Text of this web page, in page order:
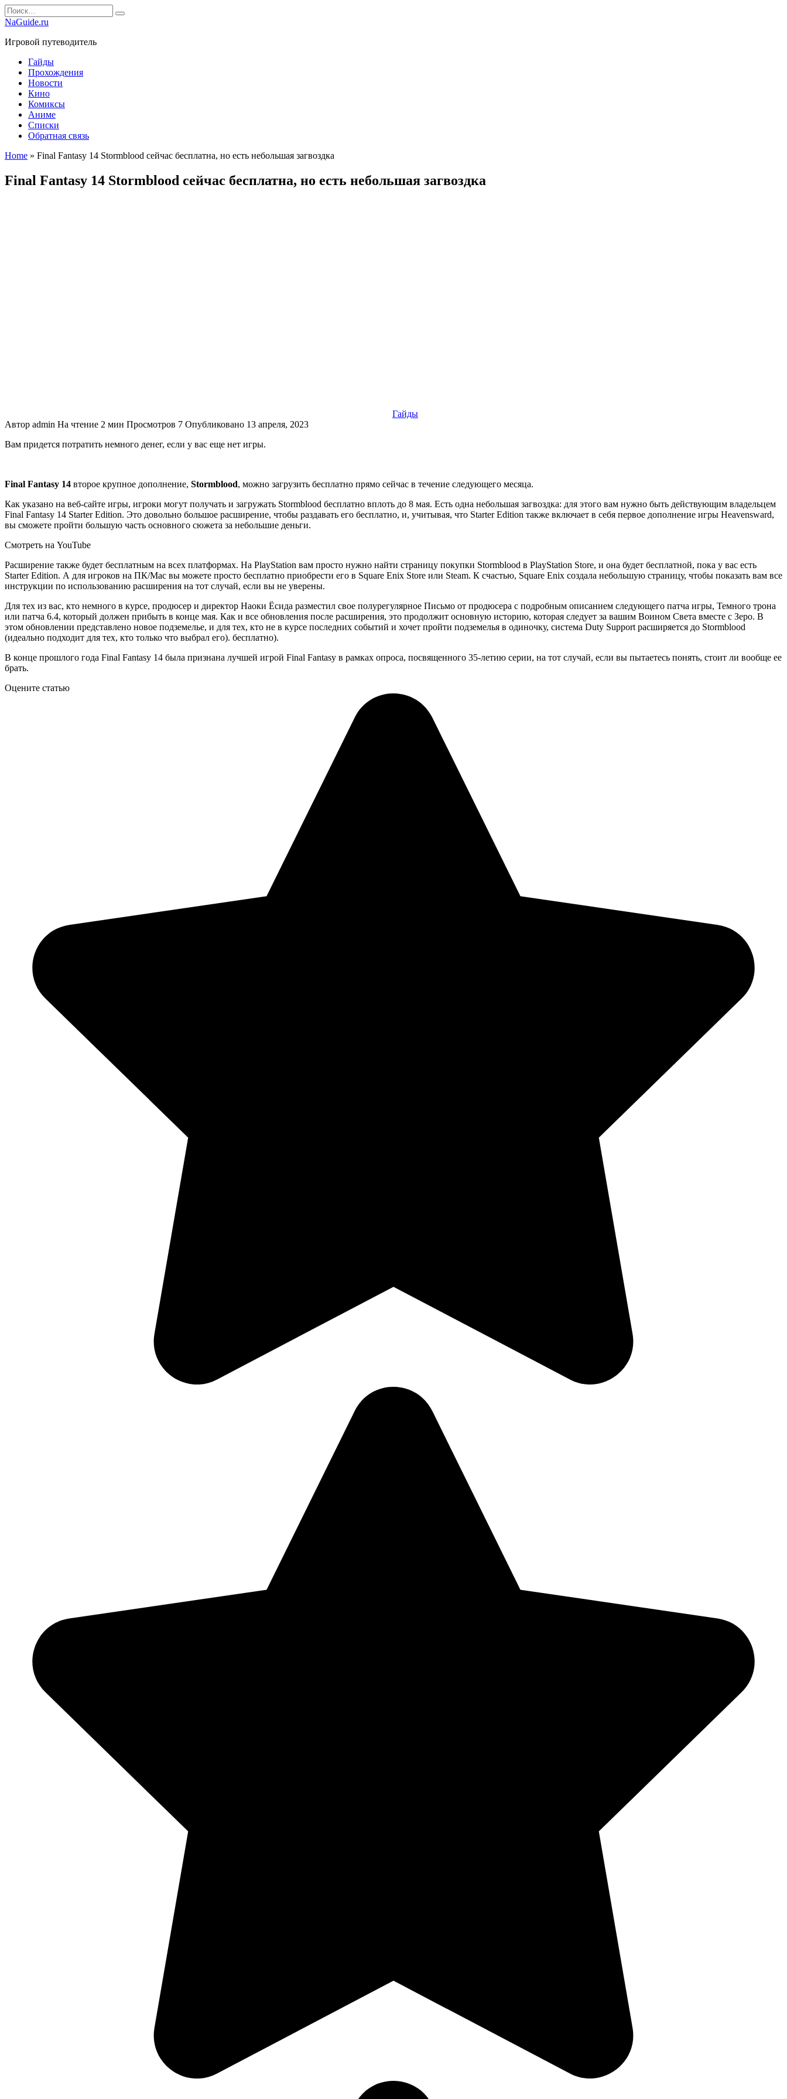
Перейти
к
Search
for:
NaGuide.ru
Игровой путеводитель
Гайды
Прохождения
Новости
Кино
Комиксы
Аниме
Списки
Обратная связь
Home » Final Fantasy 14 Stormblood сейчас бесплатна, но есть небольшая загвоздка
Final Fantasy 14 Stormblood сейчас бесплатна, но есть небольшая загвоздка
Гайды
Автор admin На чтение 2 мин Просмотров 7 Опубликовано 13 апреля, 2023
Вам придется потратить немного денег, если у вас еще нет игры.
Final Fantasy 14 второе крупное дополнение, Stormblood, можно загрузить бесплатно прямо сейчас в течение следующего месяца.
Как указано на веб-сайте игры, игроки могут получать и загружать Stormblood бесплатно вплоть до 8 мая. Есть одна небольшая загвоздка: для этого вам нужно быть действующим владельцем
Final Fantasy 14 Starter Edition. Это довольно большое расширение, чтобы раздавать его бесплатно, и, учитывая, что Starter Edition также включает в себя первое дополнение игры Heavensward,
вы сможете пройти большую часть основного сюжета за небольшие деньги.
Смотреть на YouTube
Расширение также будет бесплатным на всех платформах. На PlayStation вам просто нужно найти страницу покупки Stormblood в PlayStation Store, и она будет бесплатной, пока у вас есть
Starter Edition. А для игроков на ПК/Mac вы можете просто бесплатно приобрести его в Square Enix Store или Steam. К счастью, Square Enix создала небольшую страницу, чтобы показать вам все
инструкции по использованию расширения на тот случай, если вы не уверены.
Для тех из вас, кто немного в курсе, продюсер и директор Наоки Ёсида разместил свое полурегулярное Письмо от продюсера с подробным описанием следующего патча игры, Темного трона
или патча 6.4, который должен прибыть в конце мая. Как и все обновления после расширения, это продолжит основную историю, которая следует за вашим Воином Света вместе с Зеро. В
этом обновлении представлено новое подземелье, и для тех, кто не в курсе последних событий и хочет пройти подземелья в одиночку, система Duty Support расширяется до Stormblood
(идеально подходит для тех, кто только что выбрал его). бесплатно).
В конце прошлого года Final Fantasy 14 была признана лучшей игрой Final Fantasy в рамках опроса, посвященного 35-летию серии, на тот случай, если вы пытаетесь понять, стоит ли вообще ее
брать.
Оцените статью